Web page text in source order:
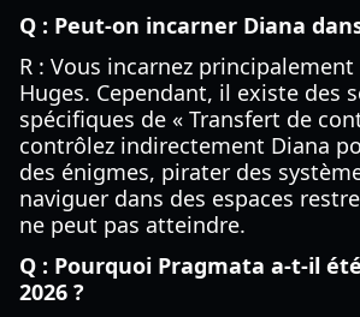
Q : Peut-on incarner Diana
R : Vous incarnez
Huges. Cependant, il existe des
spécifiques de « Transfert de
contrôlez indirectement Diana
des énigmes, pirater des
naviguer dans des espaces
ne peut pas atteindre.
Q : Pourquoi Pragmata a-t-il
2026 ?